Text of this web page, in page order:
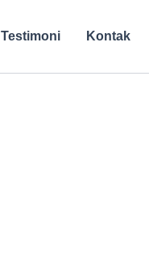
Testimoni Kontak